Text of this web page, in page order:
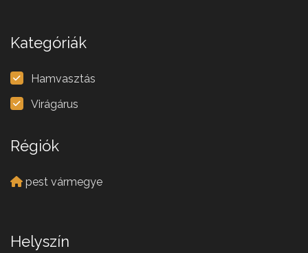
Kategóriák
Hamvasztás
Virágárus
Régiók
pest vármegye
Helyszín